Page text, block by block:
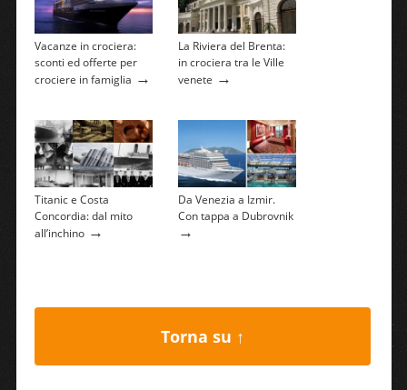
Vacanze in crociera:
sconti ed offerte per
crociere in famiglia →
La Riviera del Brenta:
in crociera tra le Ville
venete →
Titanic e Costa
Concordia: dal mito
all’inchino→
Da Venezia a Izmir.
Con tappa a Dubrovnik
→
Torna su ↑